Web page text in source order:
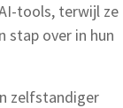
tools, terwijl ze
stap over in hun
zelfstandiger